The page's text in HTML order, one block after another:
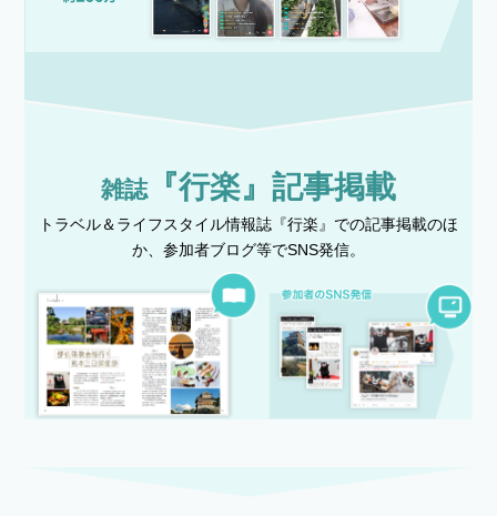
雑誌『行楽』記事掲載
トラベル＆ライフスタイル情報誌『行楽』での記事掲載のほ
か、参加者ブログ等でSNS発信。